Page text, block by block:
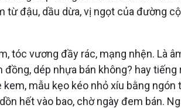
đậu, dầu dừa, vị ngọt của đường
tóc vương đầy rác, mạng nhện. Là
dép nhựa bán không? hay
mẫu kẹo kéo nhỏ xíu bằng
hết vào bao, chờ ngày đem bán.